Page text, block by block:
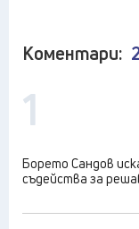
Коментари:
1
Борето Сандов
съдейства за